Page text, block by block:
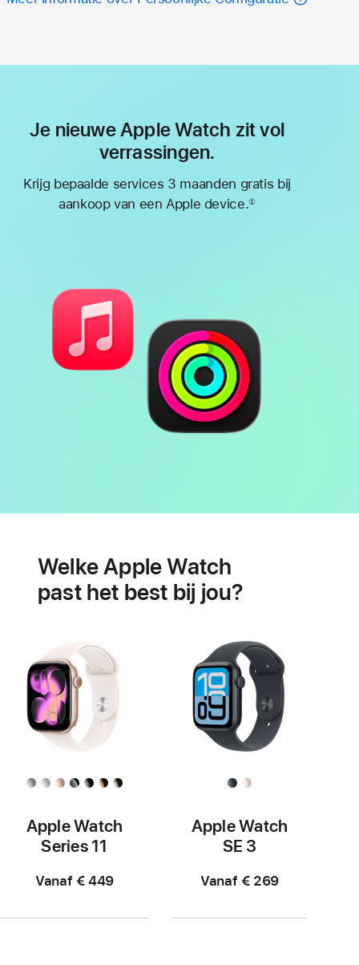
Je nieuwe Apple Watch zit vol
verrassingen.
Krijg bepaalde services 3 maanden gratis bij
aankoop van een Apple device.①
hartgezondheid
Welke Apple Watch
past het best bij jou?
Apple Watch
Series 11
Vanaf € 449
Apple Watch
SE 3
Vanaf € 269